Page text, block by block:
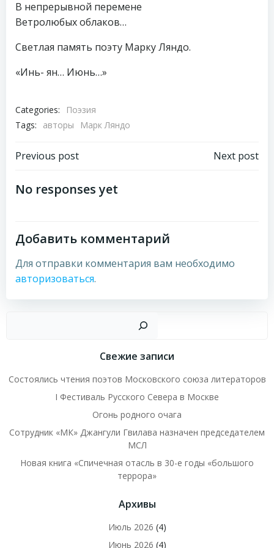
В непрерывной перемене
Ветролюбых облаков…
Светлая память поэту Марку Ляндо.
«Инь- ян… Июнь…»
Categories:
Поэзия
Tags:
авторы Марк Ляндо
Навигация
по
Previous post
Навигация
Next post
No responses yet
Добавить комментарий
Для отправки комментария вам необходимо
авторизоваться.
Свежие записи
Состоялись чтения поэтов Московского союза литераторов
I Фестиваль Русского Севера в Москве
Огонь родного очага
Сотрудник «МК» Джангули Гвилава назначен председателем
МСЛ
Новая книга «Спичечная отасль в 30-е годы «большого
террора»
Архивы
Июль 2026 (4)
Июнь 2026 (4)